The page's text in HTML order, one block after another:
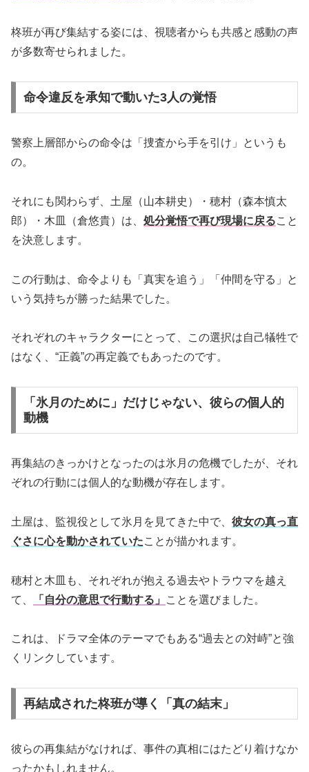
柊班が再び集結する姿には、視聴者からも共感と感動の声
が多数寄せられました。
命令違反を承知で動いた3人の覚悟
警察上層部からの命令は「捜査から手を引け」というも
の。
それにも関わらず、土屋（山本耕史）・穂村（森本慎太
郎）・木皿（倉悠貴）は、 処分覚悟で再び現場に戻ること
を決意します。
この行動は、命令よりも「真実を追う」「仲間を守る」と
いう気持ちが勝った結果でした。
それぞれのキャラクターにとって、この選択は自己犠牲で
はなく、“正義”の再定義でもあったのです。
「氷月のために」だけじゃない、彼らの個人的
動機
再集結のきっかけとなったのは氷月の危機でしたが、それ
ぞれの行動には個人的な動機が存在します。
土屋は、監視役として氷月を見てきた中で、 彼女の真っ直
ぐさに心を動かされていたことが描かれます。
穂村と木皿も、それぞれが抱える過去やトラウマを越え
て、
「自分の意思で行動する」 ことを選びました。
これは、ドラマ全体のテーマでもある“過去との対峙”と強
くリンクしています。
再結成された柊班が導く「真の結末」
彼らの再集結がなければ、事件の真相にはたどり着けなか
ったかもしれません。